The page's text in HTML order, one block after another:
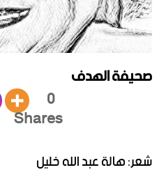
صحيفة الهدف
0
Shares
شعر: هالة عبد الله خليل